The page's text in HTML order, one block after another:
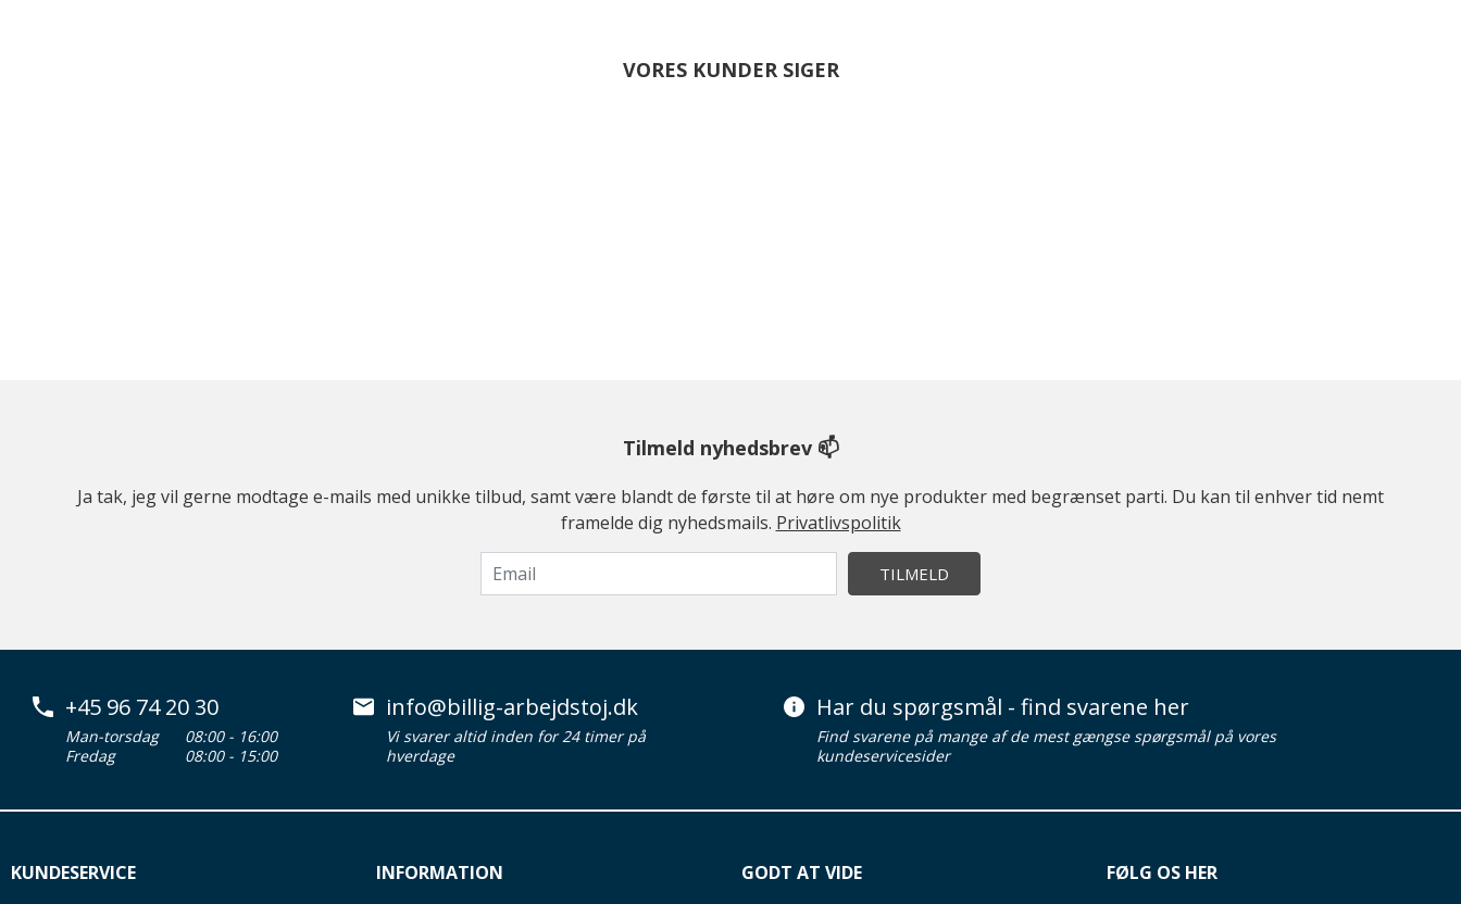
VORES KUNDER SIGER
Tilmeld nyhedsbrev 📫
Ja tak, jeg vil gerne modtage e-mails med unikke tilbud, samt være blandt de første til at høre om nye produkter med begrænset parti. Du kan til enhver tid nemt
framelde dig nyhedsmails. Privatlivspolitik
TILMELD
+45 96 74 20 30
Man-torsdag
08:00 - 16:00
Fredag
08:00 - 15:00
info@billig-arbejdstoj.dk
Vi svarer altid inden for 24 timer på
hverdage
Har du spørgsmål - find svarene her
Find svarene på mange af de mest gængse spørgsmål på vores
kundeservicesider
KUNDESERVICE
INFORMATION
GODT AT VIDE
FØLG OS HER